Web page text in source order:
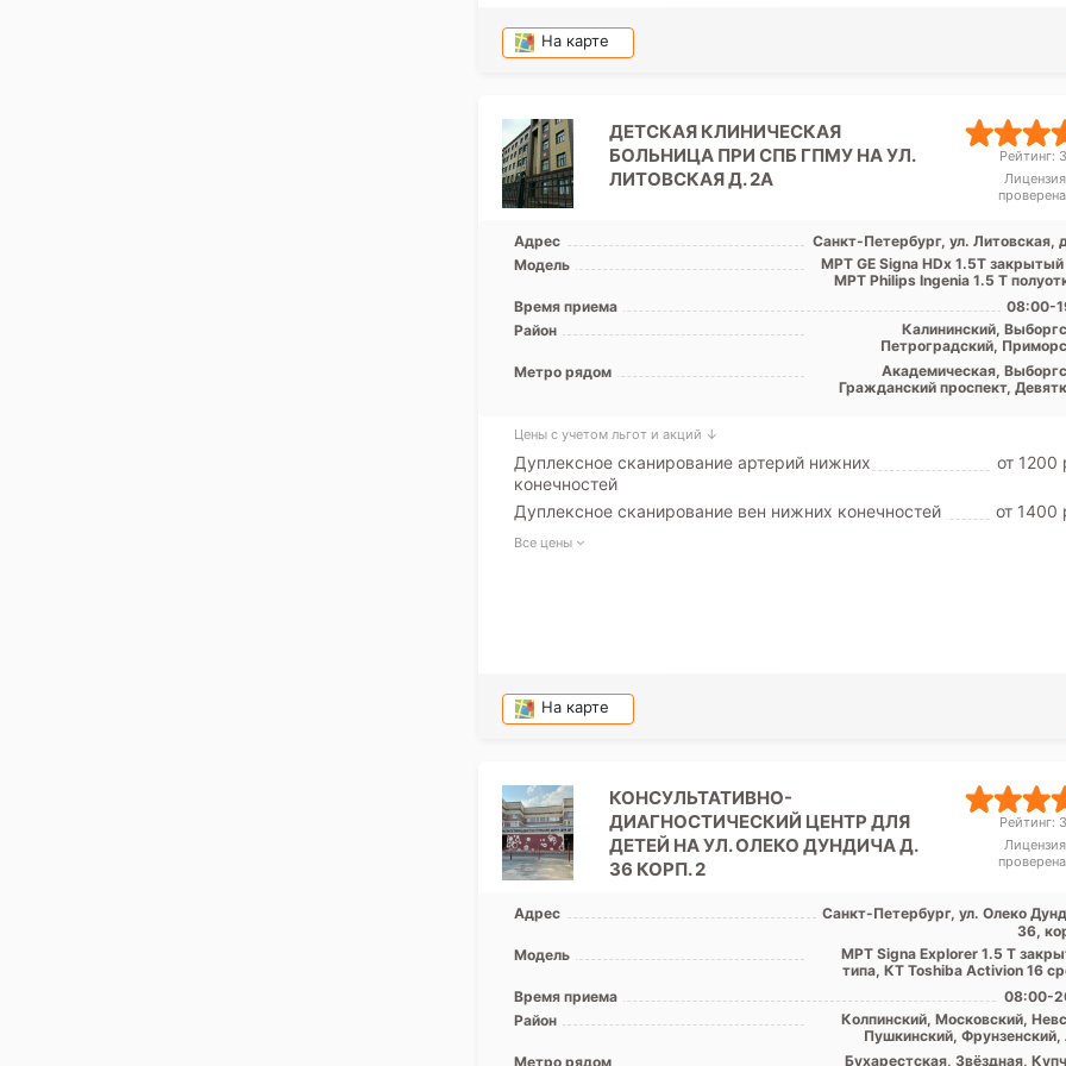
На карте
ДЕТСКАЯ КЛИНИЧЕСКАЯ
БОЛЬНИЦА ПРИ СПБ ГПМУ НА УЛ.
ЛИТОВСКАЯ Д. 2А
Рейтинг:
Лицензия
проверена
Адрес
Санкт-Петербург, ул. Литовская,
Модель
МРТ GЕ Signa HDx 1.5Т закрытый
МРТ Philips Ingenia 1.5 Т
Время приема
08:00-
Район
Калининский,
Петроградский,
Метро рядом
Академическая,
Гражданский проспект,
Цены с учетом льгот и акций ↓
Дуплексное сканирование артерий нижних
конечностей
от 1200
Дуплексное сканирование вен нижних конечностей от 1400
Все цены
На карте
КОНСУЛЬТАТИВНО-
ДИАГНОСТИЧЕСКИЙ ЦЕНТР ДЛЯ
ДЕТЕЙ НА УЛ. ОЛЕКО ДУНДИЧА Д.
36 КОРП. 2
Рейтинг:
Лицензия
проверена
Адрес
Санкт-Петербург, ул. Олеко
36,
Модель
МРТ Signa Explorer 1.5 Т
типа, КТ Toshiba Activion 16
Время приема
08:00-
Район
Колпинский, Московский,
Пушкинский, Фрунзенский,
Метро рядом Бухарестская, Звёздная,